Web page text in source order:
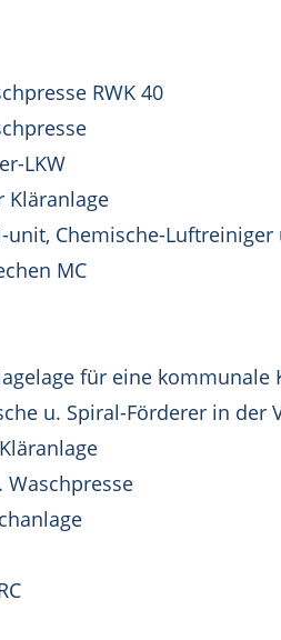
RWK 40
LKW
Kläranlage
Chemische-
MC
für eine kommunale
u. Spiral-Förderer in der
Waschpresse